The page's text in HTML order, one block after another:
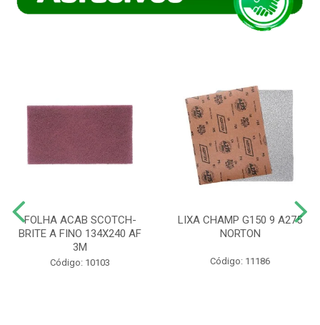
FOLHA ACAB SCOTCH-
BRITE A FINO 134X240 AF
3M
Código: 10103
LIXA CHAMP G150 9 A275
NORTON
Código: 11186